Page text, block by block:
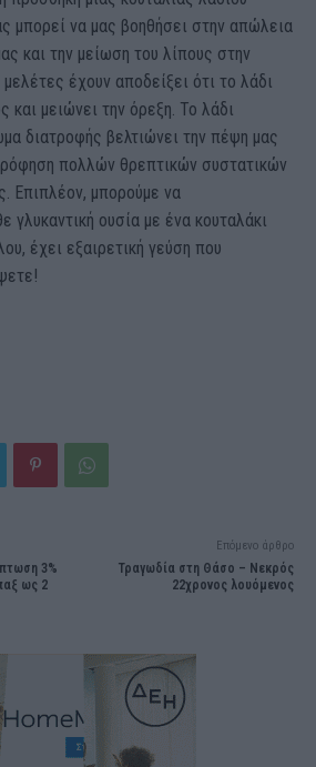
μπορεί να μας βοηθήσει στην απώλεια
και την μείωση του λίπους στην
μελέτες έχουν αποδείξει ότι το λάδι
και μειώνει την όρεξη. Το λάδι
διατροφής βελτιώνει την πέψη μας
πολλών θρεπτικών συστατικών
Επιπλέον, μπορούμε να
γλυκαντική ουσία με ένα κουταλάκι
έχει εξαιρετική γεύση που
3%
ως 2
Επόμενο άρθρο
Τραγωδία στη Θάσο – Νεκρός
22χρονος λουόμενος